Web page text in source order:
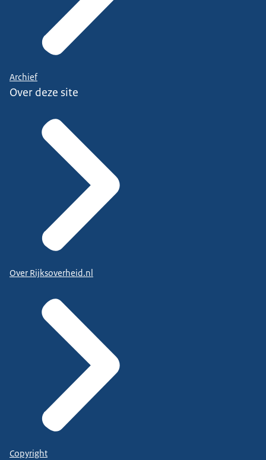
Archief
Over deze site
Over Rijksoverheid.nl
Copyright